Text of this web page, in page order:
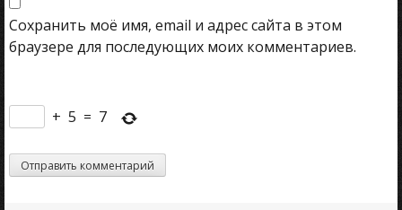
Сохранить моё имя, email и адрес сайта в этом
браузере для последующих моих комментариев.
+ 5 = 7